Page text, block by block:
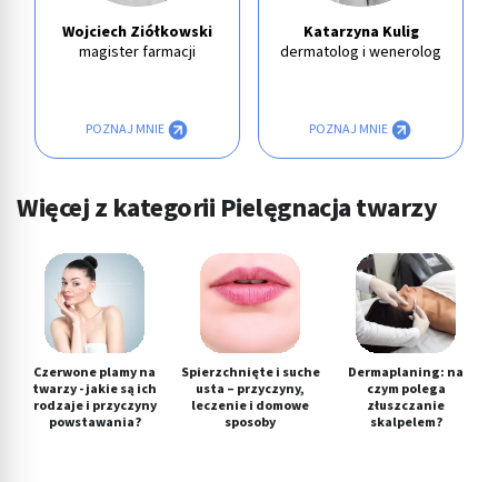
Wojciech Ziółkowski
magister farmacji
POZNAJ MNIE
Katarzyna Kulig
dermatolog i wenerolog
POZNAJ MNIE
Więcej z kategorii Pielęgnacja twarzy
Czerwone plamy na
twarzy - jakie są ich
rodzaje i przyczyny
powstawania?
Spierzchnięte i suche
usta – przyczyny,
leczenie i domowe
sposoby
Dermaplaning: na
czym polega
złuszczanie
skalpelem?